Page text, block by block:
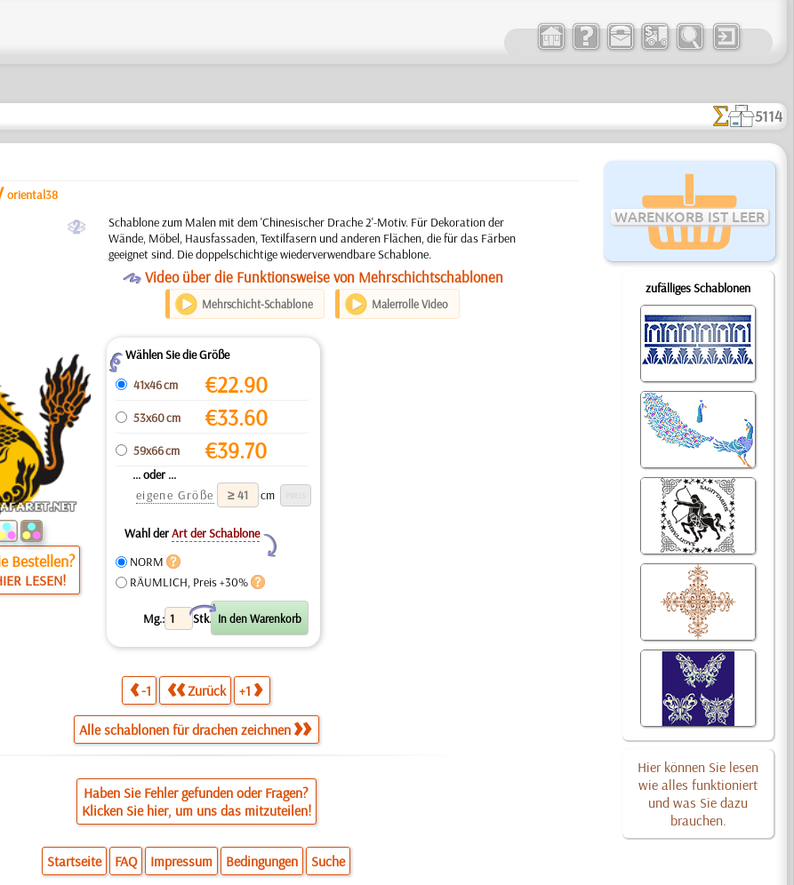
5114
WARENKORB IST LEER
zufälliges Schablonen
Hier können Sie lesen
wie alles funktioniert
und was Sie dazu
brauchen.
oriental38
b
Bestellen?
LESEN!
Schablone zum Malen mit dem 'Chinesischer Drache 2'-Motiv. Für Dekoration der
Wände, Möbel, Hausfassaden, Textilfasern und anderen Flächen, die für das Färben
geeignet sind. Die doppelschichtige wiederverwendbare Schablone.
OVideo über die Funktionsweise von Mehrschichtschablonen
Mehrschicht-Schablone Malerrolle Video
ZWählen Sie die Größe
41x46 cm
€22.90
53x60 cm €33.60
59x66 cm €39.70
... oder ...
eigene Größe
cm
Wahl derArt der Schablone
Y
NORM
RÄUMLICH, Preis +30%
Mg.: Stk.
X
-1 Zurück +1
Alle schablonen für drachen zeichnen
Haben Sie Fehler gefunden oder Fragen?
Klicken Sie hier, um uns das mitzuteilen!
Startseite FAQ Impressum Bedingungen Suche